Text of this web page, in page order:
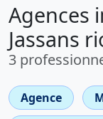
Agences
Jassans
3
Agence